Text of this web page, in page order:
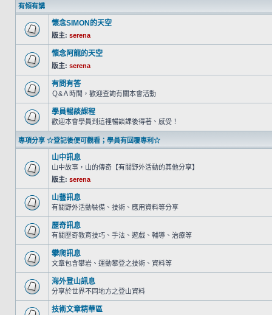
有傾有講
懷念SIMON的天空
版主: serena
懷念阿龍的天空
版主: serena
有問有答
Ｑ&Ａ時間，歡迎查詢有關本會活動
學員暢談課程
歡迎本會學員到這裡暢談課後得著、感受！
專項分享 ☆登記後便可觀看；學員有回覆專利☆
山中訊息
山中故事，山的傳奇【有關野外活動的其他分享】
版主: serena
山藝訊息
有關野外活動裝備、技術、應用資料等分享
歷奇訊息
有關歷奇教育技巧、手法、遊戲、輔導、治療等
攀爬訊息
文章包含攀岩、運動攀登之技術、資料等
海外登山訊息
分享於世界不同地方之登山資料
技術文章精華區